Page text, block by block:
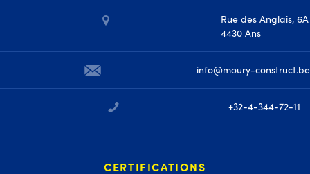
Rue des Anglais, 6A
4430 Ans
info@moury-construct.be
+32-4-344-72-11
CERTIFICATIONS